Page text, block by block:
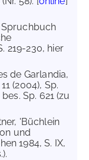
Spruchbuch
219-230, hier
de Garlandia,
(2004), Sp.
Sp. 621 (zu
'Büchlein
und
1984, S. IX,